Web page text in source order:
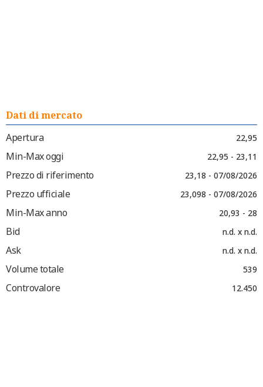
Dati di mercato
Apertura
22,95
Min-Max oggi 22,95 - 23,11
Prezzo di riferimento 23,18 - 07/08/2026
Prezzo ufficiale 23,098 - 07/08/2026
Min-Max anno 20,93 - 28
Bid n.d. x n.d.
Ask n.d. x n.d.
Volume totale 539
Controvalore 12.450